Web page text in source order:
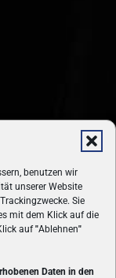
benutzen wir
unserer Website
Sie
mit dem Klick auf die
auf"Ablehnen"
Daten in den